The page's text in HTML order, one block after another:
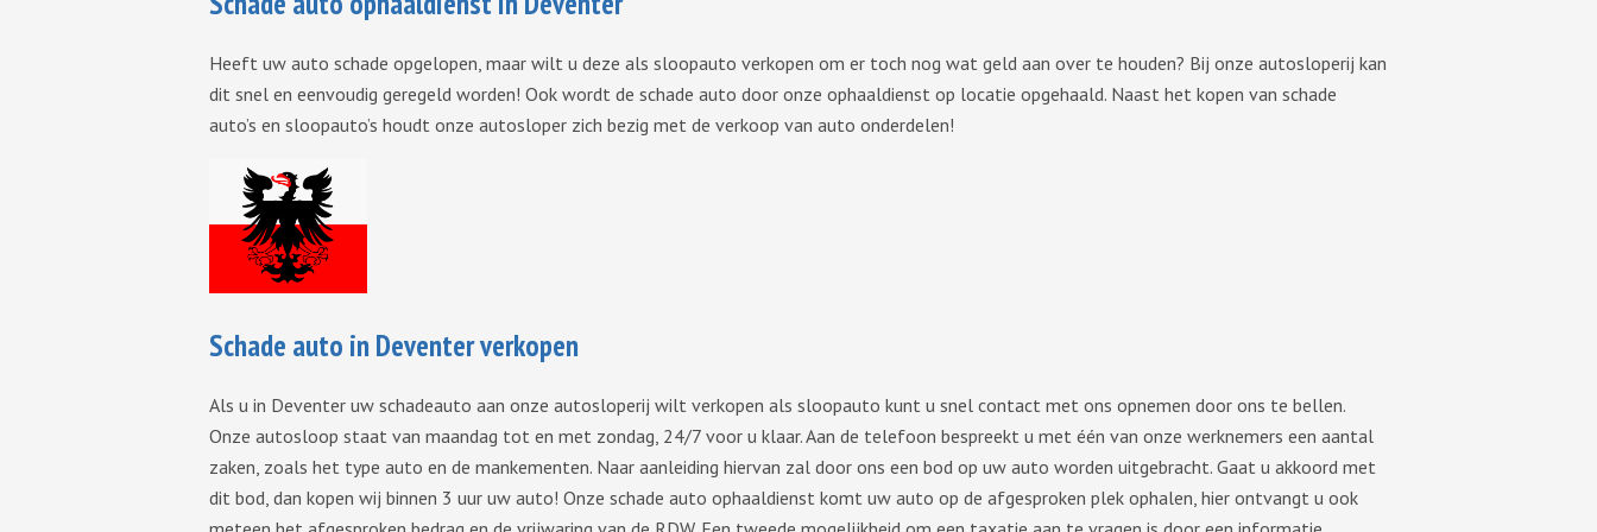
Heeft uw auto schade opgelopen, maar wilt u deze als sloopauto verkopen om er toch nog wat geld aan over te houden? Bij onze autosloperij kan
dit snel en eenvoudig geregeld worden! Ook wordt de schade auto door onze ophaaldienst op locatie opgehaald. Naast het kopen van schade
auto’s en sloopauto’s houdt onze autosloper zich bezig met de verkoop van auto onderdelen!
Schade auto in Deventer verkopen
Als u in Deventer uw schadeauto aan onze autosloperij wilt verkopen als sloopauto kunt u snel contact met ons opnemen door ons te bellen.
Onze autosloop staat van maandag tot en met zondag, 24/7 voor u klaar. Aan de telefoon bespreekt u met één van onze werknemers een aantal
zaken, zoals het type auto en de mankementen. Naar aanleiding hiervan zal door ons een bod op uw auto worden uitgebracht. Gaat u akkoord met
dit bod, dan kopen wij binnen 3 uur uw auto! Onze schade auto ophaaldienst komt uw auto op de afgesproken plek ophalen, hier ontvangt u ook